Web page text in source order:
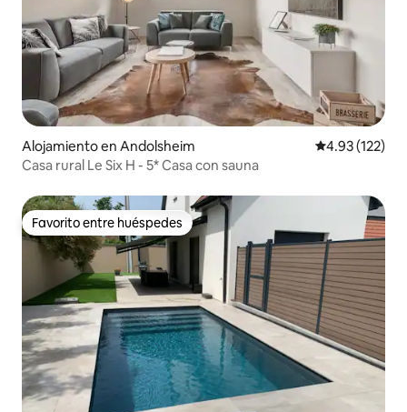
Alojamiento en Andolsheim Calificación
4.93 (122)
Casa rural Le Six H - 5* Casa con sauna
Favorito entre huéspedes
Favorito entre huéspedes